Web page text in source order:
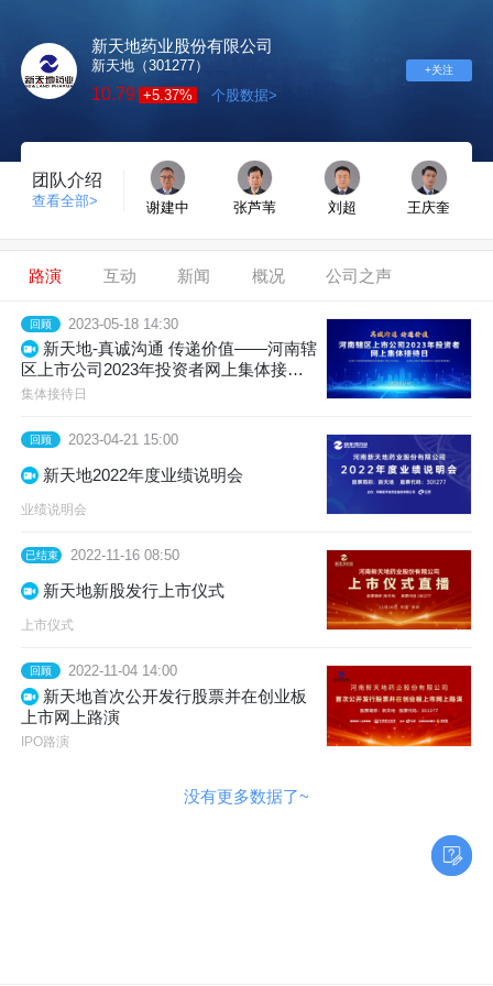
新天地药业股份有限公司
新天地（301277）
10.79 +5.37% 个股数据>
+关注
团队介绍
查看全部> 谢建中 张芦苇 刘超 王庆奎
路演 互动 新闻 概况 公司之声
回顾 2023-05-18 14:30
新天地-真诚沟通 传递价值——河南辖
区上市公司2023年投资者网上集体接待
日
集体接待日
回顾 2023-04-21 15:00
新天地2022年度业绩说明会
业绩说明会
已结束 2022-11-16 08:50
新天地新股发行上市仪式
上市仪式
回顾 2022-11-04 14:00
新天地首次公开发行股票并在创业板
上市网上路演
IPO路演
没有更多数据了~